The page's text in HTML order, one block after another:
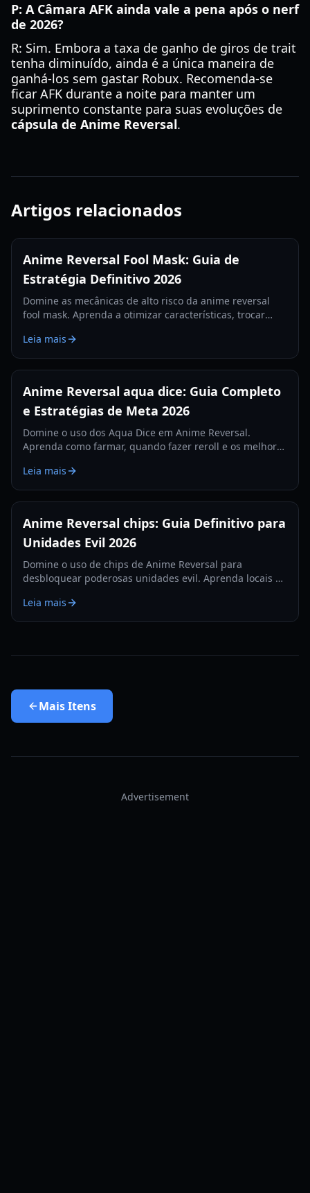
P: A Câmara AFK ainda vale a pena após o nerf
de 2026?
R: Sim. Embora a taxa de ganho de giros de trait
tenha diminuído, ainda é a única maneira de
ganhá-los sem gastar Robux. Recomenda-se
ficar AFK durante a noite para manter um
suprimento constante para suas evoluções de
cápsula de Anime Reversal.
Artigos relacionados
Anime Reversal Fool Mask: Guia de
Estratégia Definitivo 2026
Domine as mecânicas de alto risco da anime reversal
fool mask. Aprenda a otimizar características, trocar
especializado.
Leia mais
Anime Reversal aqua dice: Guia Completo
e Estratégias de Meta 2026
Domine o uso dos Aqua Dice em Anime Reversal.
Aprenda como farmar, quando fazer reroll e os melhores
Leia mais
Anime Reversal chips: Guia Definitivo para
Unidades Evil 2026
Domine o uso de chips de Anime Reversal para
desbloquear poderosas unidades evil. Aprenda locais de
nosso guia abrangente.
Leia mais
MaisItens
Advertisement